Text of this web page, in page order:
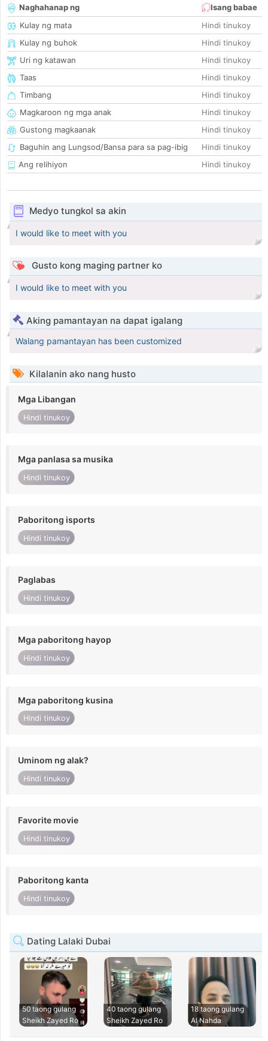
Naghahanap ng
Isang babae
Kulay ng mata
Hindi tinukoy
Kulay ng buhok
Hindi tinukoy
Uri ng katawan
Hindi tinukoy
Taas
Hindi tinukoy
Timbang
Hindi tinukoy
Magkaroon ng mga anak
Hindi tinukoy
Gustong magkaanak
Hindi tinukoy
Baguhin ang Lungsod/Bansa para sa pag-ibig
Hindi tinukoy
Ang relihiyon
Hindi tinukoy
Medyo tungkol sa akin
I would like to meet with you
Gusto kong maging partner ko
I would like to meet with you
Aking pamantayan na dapat igalang
Walang pamantayan has been customized
Kilalanin ako nang husto
Mga Libangan
Hindi tinukoy
Mga panlasa sa musika
Hindi tinukoy
Paboritong isports
Hindi tinukoy
Paglabas
Hindi tinukoy
Mga paboritong hayop
Hindi tinukoy
Mga paboritong kusina
Hindi tinukoy
Uminom ng alak?
Hindi tinukoy
Favorite movie
Hindi tinukoy
Paboritong kanta
Hindi tinukoy
Dating Lalaki Dubai
50 taong gulang
Sheikh Zayed Ro
40 taong gulang
Sheikh Zayed Ro
18 taong gulang
Al Nahda